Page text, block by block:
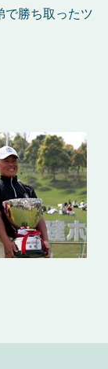
で勝ち取ったツ